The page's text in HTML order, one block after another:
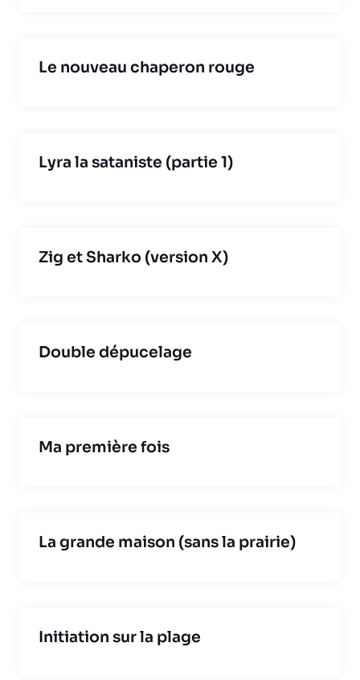
Le nouveau chaperon rouge
Lyra la sataniste (partie 1)
Zig et Sharko (version X)
Double dépucelage
Ma première fois
La grande maison (sans la prairie)
Initiation sur la plage